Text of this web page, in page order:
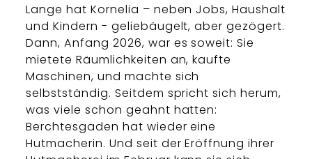
Lange hat Kornelia – neben Jobs, Haushalt
und Kindern - geliebäugelt, aber gezögert.
Dann, Anfang 2026, war es soweit: Sie
mietete Räumlichkeiten an, kaufte
Maschinen, und machte sich
selbstständig. Seitdem spricht sich herum,
was viele schon geahnt hatten:
Berchtesgaden hat wieder eine
Hutmacherin. Und seit der Eröffnung ihrer